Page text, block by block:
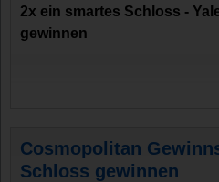
2x ein smartes Schloss -
gewinnen
Cosmopolitan
Schloss gewinnen